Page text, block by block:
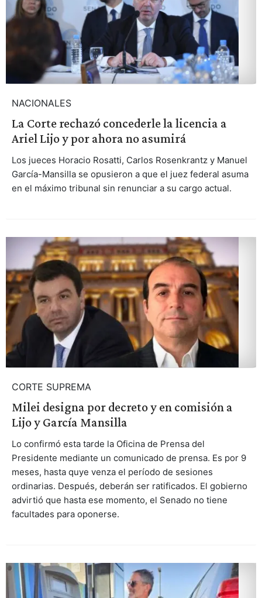
NACIONALES
La Corte rechazó concederle la licencia a
Ariel Lijo y por ahora no asumirá
Los jueces Horacio Rosatti, Carlos Rosenkrantz y Manuel
García-Mansilla se opusieron a que el juez federal asuma
en el máximo tribunal sin renunciar a su cargo actual.
CORTE SUPREMA
Milei designa por decreto y en comisión a
Lijo y García Mansilla
Lo confirmó esta tarde la Oficina de Prensa del
Presidente mediante un comunicado de prensa. Es por 9
meses, hasta quye venza el período de sesiones
ordinarias. Después, deberán ser ratificados. El gobierno
advirtió que hasta ese momento, el Senado no tiene
facultades para oponerse.